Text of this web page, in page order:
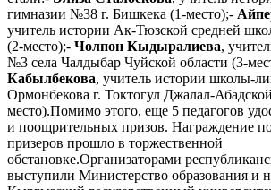
гимназии №38 г. Бишкека (1-место);-
учитель истории Ак-Тюзской средней
(2-место);- Чолпон Кыдыралиева,
№3 села Чалдыбар Чуйской области (3-
Кабылбекова, учитель истории школы-
Ормонбекова г. Токтогул Джалал-
место).Помимо этого, еще 5 педагогов
и поощрительных призов. Награждение
призеров прошло в торжественной
обстановке.Организаторами
выступили Министерство образования и